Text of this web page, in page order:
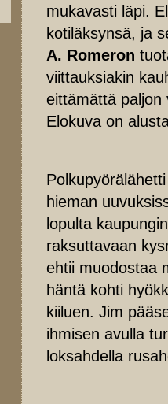
mukavasti läpi.
kotiläksynsä, ja
A. Romeron
viittauksiakin
eittämättä paljon
Elokuva on
hieman
lopulta
raksuttavaan
ehtii muodostaa
häntä kohti
kiiluen. Jim
ihmisen avulla
loksahdella